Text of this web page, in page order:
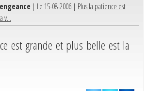
| Le 15-08-2006 | Plus la patience est
v...
est grande et plus belle est la